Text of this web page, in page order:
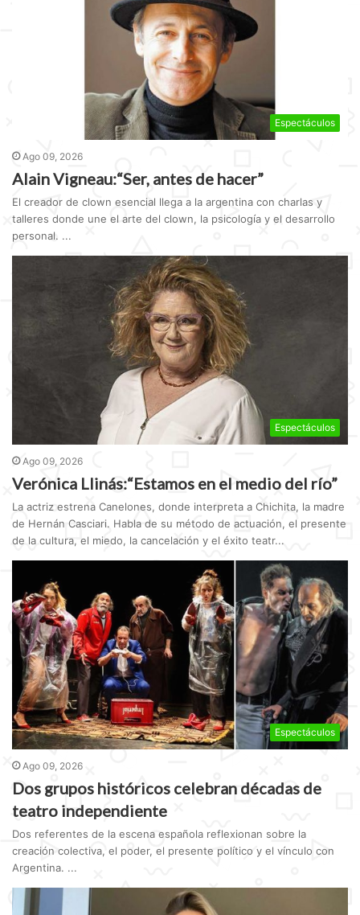
Espectáculos
Ago 09, 2026
Alain Vigneau:“Ser, antes de hacer”
El creador de clown esencial llega a la argentina con charlas y
talleres donde une el arte del clown, la psicología y el desarrollo
personal. ...
Espectáculos
Ago 09, 2026
Verónica Llinás:“Estamos en el medio del río”
La actriz estrena Canelones, donde interpreta a Chichita, la madre
de Hernán Casciari. Habla de su método de actuación, el presente
de la cultura, el miedo, la cancelación y el éxito teatr...
Espectáculos
Ago 09, 2026
Dos grupos históricos celebran décadas de
teatro independiente
Dos referentes de la escena española reflexionan sobre la
creación colectiva, el poder, el presente político y el vínculo con
Argentina. ...